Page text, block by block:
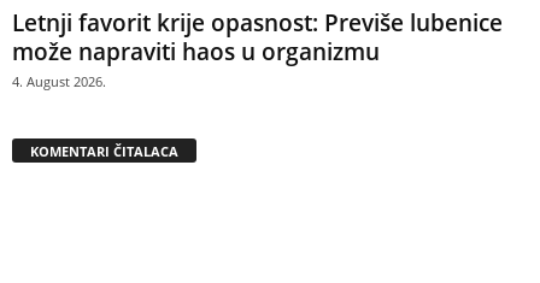
Letnji favorit krije opasnost: Previše lubenice
može napraviti haos u organizmu
4. August 2026.
KOMENTARI ČITALACA